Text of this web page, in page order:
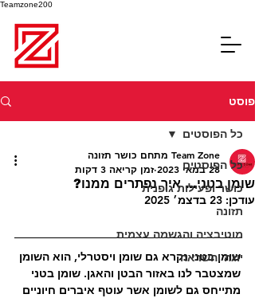
Teamzone200
פוסט
כל הפוסטים
כושר ופעילות גופנית
תזונה
מוטיבציה והגשמה עצמית
יוגה והשראה
כל הפוסטים
שומן בטני... איך נפתרים ממנו?
Team Zone מתחם כושר תזונה
28 במאי 2023
זמן קריאה 3 דקות
עודכן: 23 בדצמ׳ 2025
שומן בטני נקרא גם שומן ויסטרלי, הוא השומן
שמצטבר לנו באזור הבטן והאגן. שומן בטני
מתייחס גם לשומן אשר עוטף איברים חיוניים